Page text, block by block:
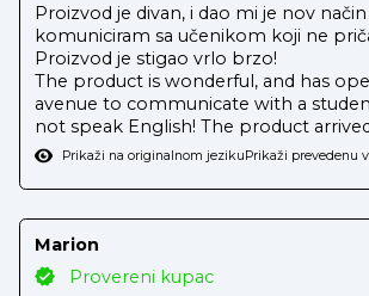
Proizvod je divan, i dao mi je nov način
komuniciram sa učenikom koji ne
Proizvod je stigao vrlo brzo!
The product is wonderful, and has
avenue to communicate with a
not speak English! The product
Prikaži na originalnom jezikuPrikaži prevedenu
Marion
Provereni kupac